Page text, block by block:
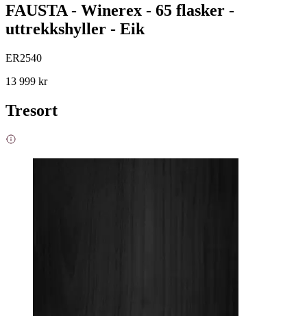
FAUSTA - Winerex - 65 flasker -
uttrekkshyller - Eik
ER2540
13 999 kr
Tresort